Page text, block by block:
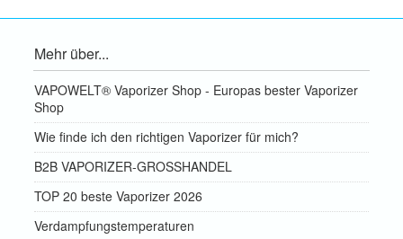
Mehr über...
VAPOWELT® Vaporizer Shop - Europas bester Vaporizer
Shop
Wie finde ich den richtigen Vaporizer für mich?
B2B VAPORIZER-GROSSHANDEL
TOP 20 beste Vaporizer 2026
Verdampfungstemperaturen